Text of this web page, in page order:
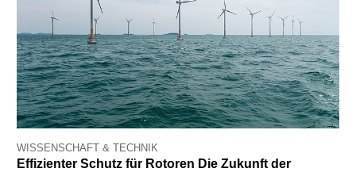
WISSENSCHAFT & TECHNIK
Effizienter Schutz für Rotoren Die Zukunft der